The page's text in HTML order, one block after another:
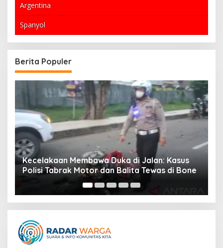
Argentina
Spanyol
Berita Populer
Chicago Fire Dapat Pukulan Besar, Mbekezeli
Mbokazi Absen Hingga Akhir Musim MLS